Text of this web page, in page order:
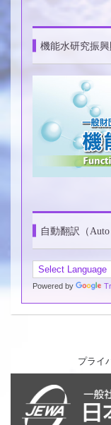
機能水研究振興
自動翻訳（Auto
Powered by
プライ